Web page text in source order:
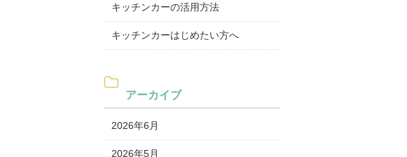
キッチンカーの活用方法
キッチンカーはじめたい方へ
アーカイブ
2026年6月
2026年5月